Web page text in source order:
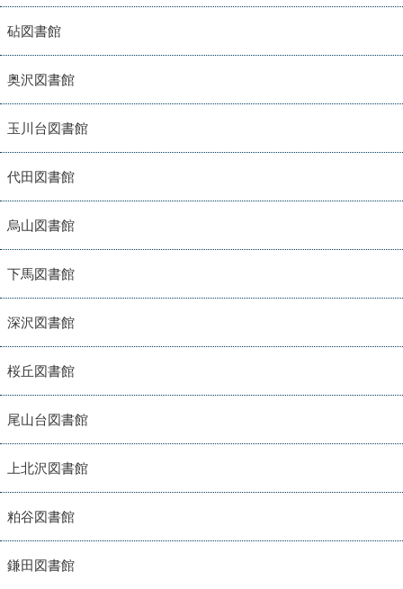
砧図書館
奥沢図書館
玉川台図書館
代田図書館
烏山図書館
下馬図書館
深沢図書館
桜丘図書館
尾山台図書館
上北沢図書館
粕谷図書館
鎌田図書館